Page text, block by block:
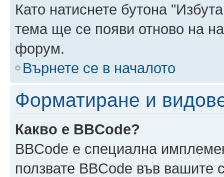
Като натиснете бутона
тема ще се появи отново на
форум.
Върнете се в началото
Форматиране и
Какво е BBCode?
BBCode е специална
ползвате BBCode във